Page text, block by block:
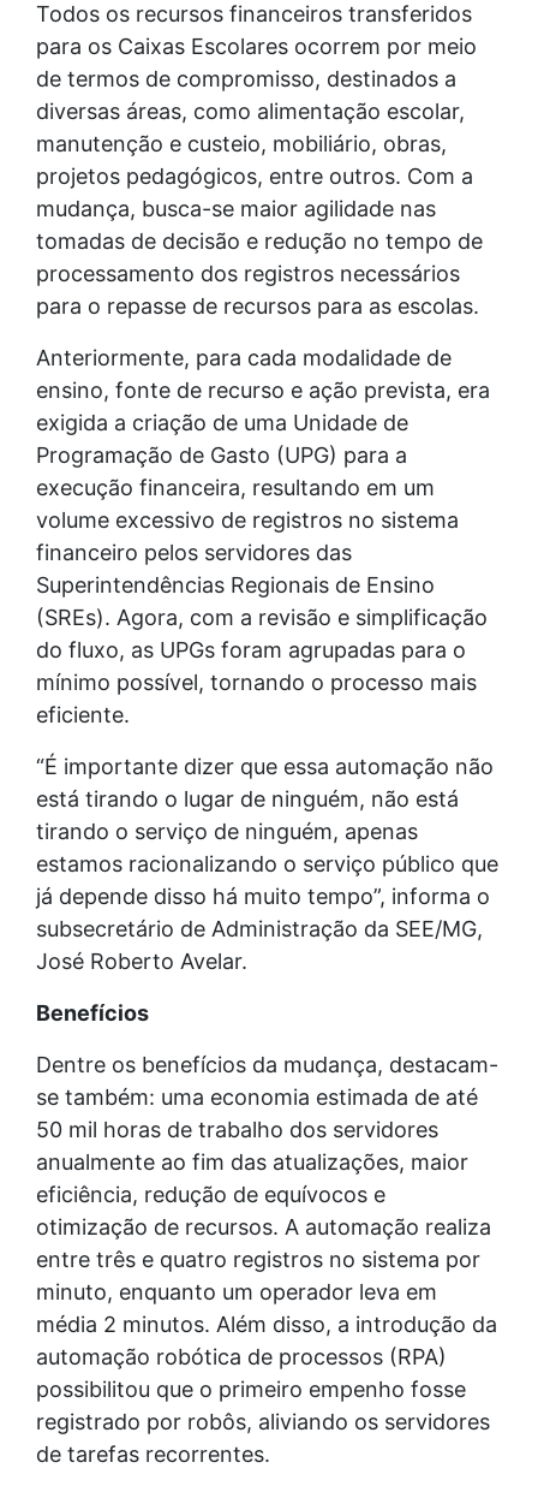
Todos os recursos financeiros transferidos
para os Caixas Escolares ocorrem por meio
de termos de compromisso, destinados a
diversas áreas, como alimentação escolar,
manutenção e custeio, mobiliário, obras,
projetos pedagógicos, entre outros. Com a
mudança, busca-se maior agilidade nas
tomadas de decisão e redução no tempo de
processamento dos registros necessários
para o repasse de recursos para as escolas.
Anteriormente, para cada modalidade de
ensino, fonte de recurso e ação prevista, era
exigida a criação de uma Unidade de
Programação de Gasto (UPG) para a
execução financeira, resultando em um
volume excessivo de registros no sistema
financeiro pelos servidores das
Superintendências Regionais de Ensino
(SREs). Agora, com a revisão e simplificação
do fluxo, as UPGs foram agrupadas para o
mínimo possível, tornando o processo mais
eficiente.
“É importante dizer que essa automação não
está tirando o lugar de ninguém, não está
tirando o serviço de ninguém, apenas
estamos racionalizando o serviço público que
já depende disso há muito tempo”, informa o
subsecretário de Administração da SEE/MG,
José Roberto Avelar.
Benefícios
Dentre os benefícios da mudança, destacam-
se também: uma economia estimada de até
50 mil horas de trabalho dos servidores
anualmente ao fim das atualizações, maior
eficiência, redução de equívocos e
otimização de recursos. A automação realiza
entre três e quatro registros no sistema por
minuto, enquanto um operador leva em
média 2 minutos. Além disso, a introdução da
automação robótica de processos (RPA)
possibilitou que o primeiro empenho fosse
registrado por robôs, aliviando os servidores
de tarefas recorrentes.